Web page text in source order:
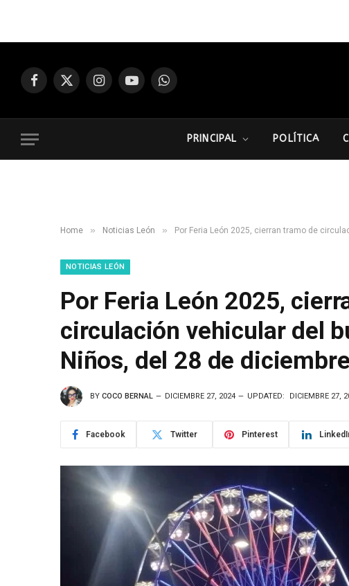
Facebook
X
InstagramYouTubeWhatsApp
PRINCIPAL POLÍTICA
Home » Noticias León » Por Feria León 2025, cierran tramo de
NOTICIAS LEÓN
Por Feria León 2025,
circulación vehicular del
Niños, del 28 de
BY COCO BERNAL DICIEMBRE 27, 2024 UPDATED: DICIEMBRE 27,
Facebook Twitter Pinterest